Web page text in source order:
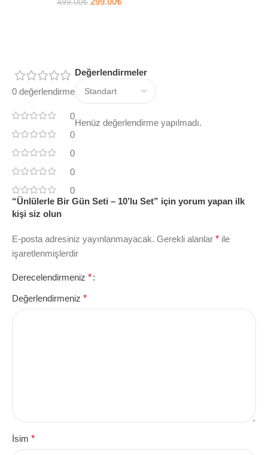
499.00₺
0 değerlendirme
0
0
0
0
0
Değerlendirmeler
Henüz değerlendirme yapılmadı.
“Ünlülerle Bir Gün Seti – 10’lu Set” için yorum yapan ilk
kişi siz olun
E-posta adresiniz yayınlanmayacak. Gerekli alanlar * ile
işaretlenmişlerdir
Derecelendirmeniz *
Değerlendirmeniz *
İsim *